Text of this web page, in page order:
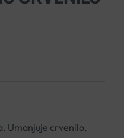
Umanjuje crvenilo,